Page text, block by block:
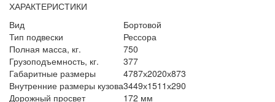
ХАРАКТЕРИСТИКИ
Вид
Бортовой
Тип подвески
Рессора
Полная масса, кг.
750
Грузоподъемность, кг.
377
Габаритные размеры
4787х2020х873
Внутренние размеры кузова3449х1511х290
Дорожный просвет
172 мм